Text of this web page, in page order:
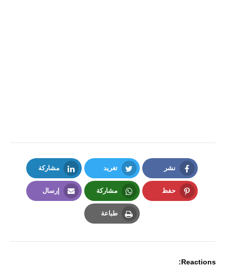
نشر
Facebook
تغريد
Twitter
مشاركة
LinkedIn
حفظ مشاركة
Whatsapp
إرسال
طباعة
Reactions: